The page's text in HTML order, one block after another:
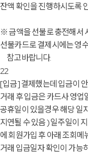
잔액 확인을 진행하시도록
※ 금액을 선불로 충전해서
선불카드로 결제시에는 영
참고바랍니다.
22
[입금]결제했는데 입금이
거래 후 입금은 카드사 영업
공휴일이 있을경우 해당 일
지연될 수 있음 ) 일주일이
에 회원가입 후 아래 조회메
거래 입금일자 확인이 가능